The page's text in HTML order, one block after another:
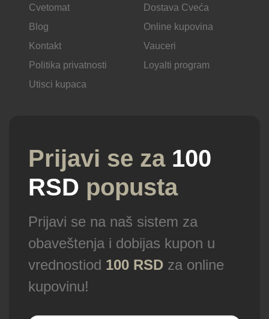
Cvetomat
Blog
Kontakt
Politika privatnosti
Utisci kupaca
Dostava Cveća
Online kupovina
Vauceri
Loyalti program
Prijavi se za 100
RSD popusta
Prijavi se na naš sistem za
obaveštenja i dobijas kupon u
vrednostiod 100 RSD za online
kupovinu!